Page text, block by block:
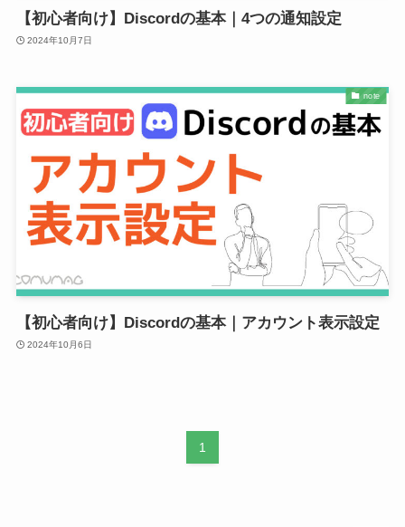
【初心者向け】Discordの基本｜4つの通知設定
2024年10月7日
note
【初心者向け】Discordの基本｜アカウント表示設定
2024年10月6日
1